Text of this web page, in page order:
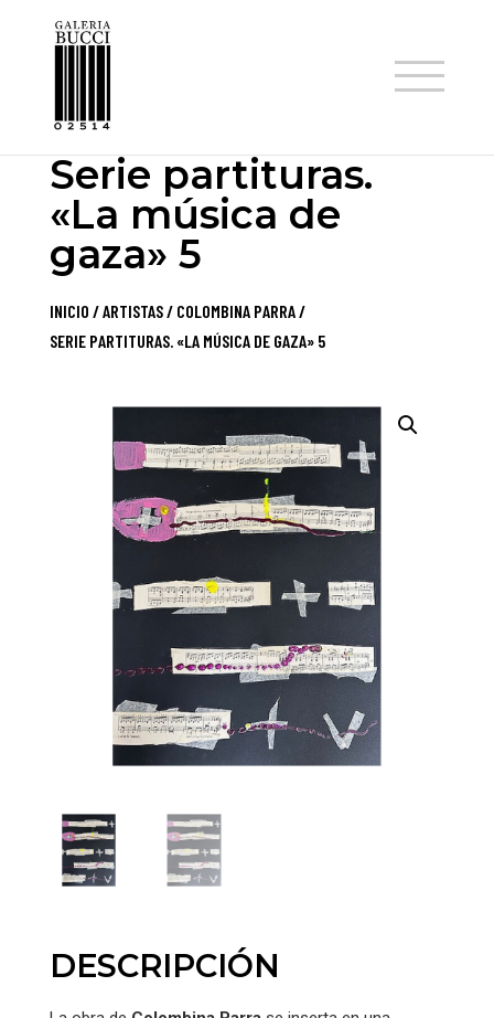
Serie partituras.
«La música de
gaza» 5
INICIO /ARTISTAS/ COLOMBINA PARRA/
SERIE PARTITURAS. «LA MÚSICA DE GAZA» 5
DESCRIPCIÓN